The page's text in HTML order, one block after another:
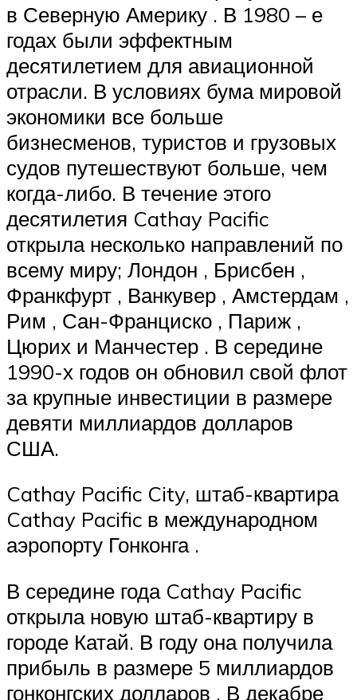
в Северную Америку . В 1980 – е
годах были эффектным
десятилетием для авиационной
отрасли. В условиях бума мировой
экономики все больше
бизнесменов, туристов и грузовых
судов путешествуют больше, чем
когда-либо. В течение этого
десятилетия Cathay Pacific
открыла несколько направлений по
всему миру; Лондон , Брисбен ,
Франкфурт , Ванкувер , Амстердам ,
Рим , Сан-Франциско , Париж ,
Цюрих и Манчестер . В середине
1990-х годов он обновил свой флот
за крупные инвестиции в размере
девяти миллиардов долларов
США.
Cathay Pacific City, штаб-квартира
Cathay Pacific в международном
аэропорту Гонконга .
В середине года Cathay Pacific
открыла новую штаб-квартиру в
городе Катай. В году она получила
прибыль в размере 5 миллиардов
гонконгских долларов . В декабре